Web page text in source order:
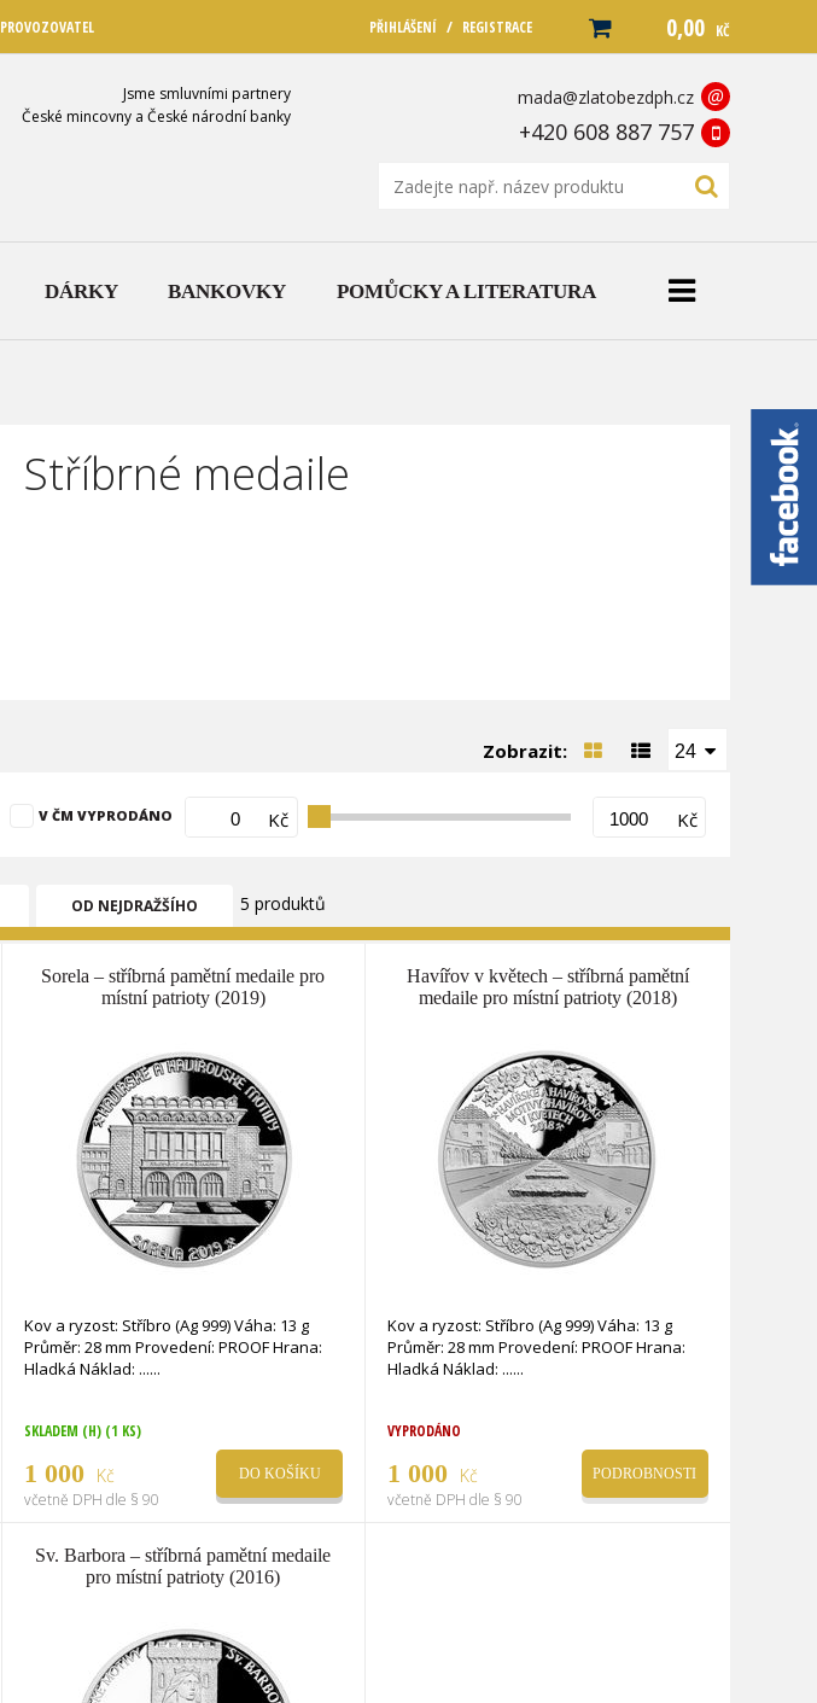
PROVOZOVATEL PŘIHLÁŠENÍ / REGISTRACE 0,00 KČ
Jsme smluvními partnery
České mincovny a České národní banky
mada@zlatobezdph.cz @
+420 608 887 757
DÁRKY BANKOVKY POMŮCKY A LITERATURA
Stříbrné medaile
Zobrazit: 24
V ČM VYPRODÁNO Kč Kč
OD NEJDRAŽŠÍHO 5 produktů
Sorela – stříbrná pamětní medaile pro
místní patrioty (2019)
Kov a ryzost: Stříbro (Ag 999) Váha: 13 g
Průměr: 28 mm Provedení: PROOF Hrana:
Hladká Náklad: ...
SKLADEM (H) (1 KS)
1 000 Kč
včetně DPH dle § 90
DO KOŠÍKU
Havířov v květech – stříbrná pamětní
medaile pro místní patrioty (2018)
Kov a ryzost: Stříbro (Ag 999) Váha: 13 g
Průměr: 28 mm Provedení: PROOF Hrana:
Hladká Náklad: ...
VYPRODÁNO
1 000 Kč
včetně DPH dle § 90
PODROBNOSTI
Sv. Barbora – stříbrná pamětní medaile
pro místní patrioty (2016)